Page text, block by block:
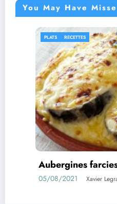
You May Have
RECETTES
Aubergines farcies au
05/08/2021 Xavier Legrand